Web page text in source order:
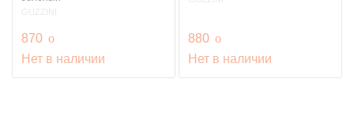
GUZZINI
870 руб.
o
Нет в наличии
880 руб.
o
Нет в наличии